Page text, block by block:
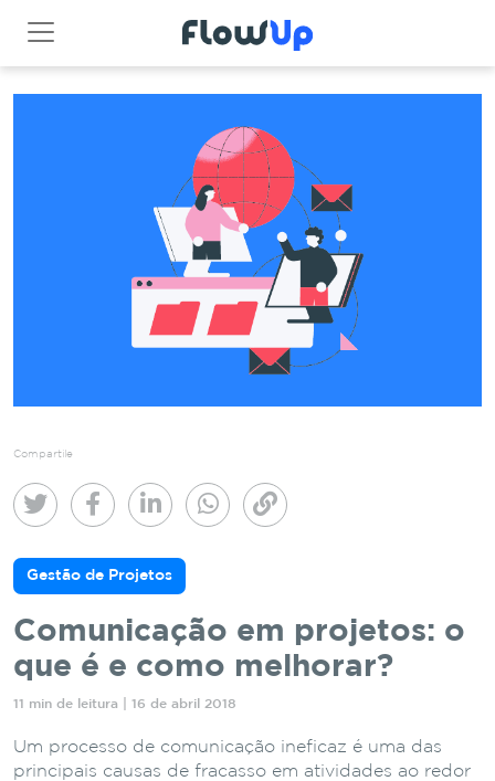
Compartile
Gestão de Projetos
Comunicação em projetos: o
que é e como melhorar?
11 min de leitura | 16 de abril 2018
Um processo de comunicação ineficaz é uma das
principais causas de fracasso em atividades ao redor